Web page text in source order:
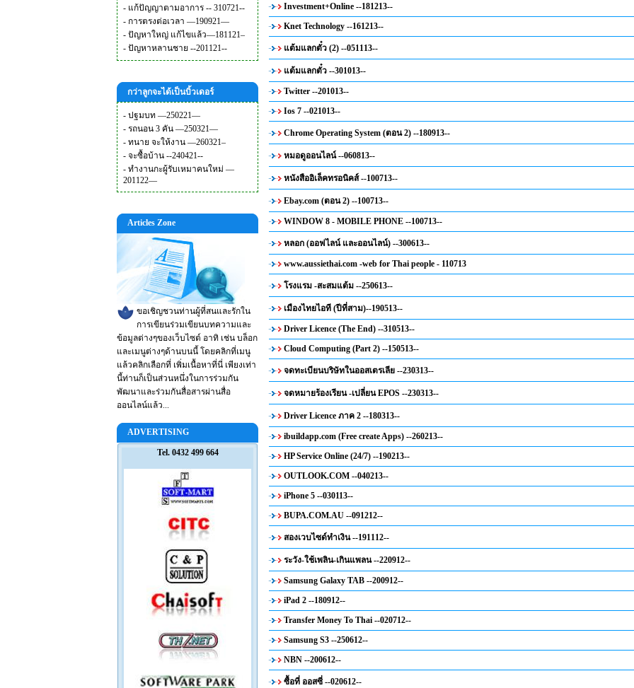
- แก้ปัญญาตามอาการ -- 310721--
- การตรงต่อเวลา —190921—
- ปัญหาใหญ่ แก้ไขแล้ว—181121–
- ปัญหาหลานชาย --201121--
กว่าลูกจะได้เป็นบิ้วเดอร์
- ปฐมบท —250221—
- รถนอน 3 คัน —250321—
- ทนาย จะให้งาน —260321–
- จะซื้อบ้าน --240421--
- ทำงานกะผู้รับเหมาคนใหม่ —
201122—
Articles Zone
ขอเชิญชวนท่านผู้ที่สนและรักใน
การเขียนร่วมเขียนบทความและ
ข้อมูลต่างๆของเว็บไซต์ อาทิ เช่น บล็อก
และเมนูต่างๆด้านบนนี้ โดยคลิกที่เมนู
แล้วคลิกเลือกที่ เพิ่มเนื้อหาที่นี่ เพียงเท่า
นี้ท่านก็เป็นส่วนหนึ่งในการร่วมกัน
พัฒนาและร่วมกันสื่อสารผ่านสื่อ
ออนไลน์แล้ว...
ADVERTISING
Tel. 0432 499 664
Investment+Online --181213--
Knet Technology --161213--
แต้มแลกตั๋ว (2) --051113--
แต้มแลกตั๋ว --301013--
Twitter --201013--
Ios 7 --021013--
Chrome Operating System (ตอน 2) --180913--
หมอดูออนไลน์ --060813--
หนังสืออิเล็คทรอนิคส์ --100713--
Ebay.com (ตอน 2) --100713--
WINDOW 8 - MOBILE PHONE --100713--
หลอก (ออฟไลน์ และออนไลน์) --300613--
www.aussiethai.com -web for Thai people - 110713
โรงแรม -สะสมแต้ม --250613--
เมืองไทยไอที (ปีที่สาม)--190513--
Driver Licence (The End) --310513--
Cloud Computing (Part 2) --150513--
จดทะเบียนบริษัทในออสเตรเลีย --230313--
จดหมายร้องเรียน -เปลี่ยน EPOS --230313--
Driver Licence ภาค 2 --180313--
ibuildapp.com (Free create Apps) --260213--
HP Service Online (24/7) --190213--
OUTLOOK.COM --040213--
iPhone 5 --030113--
BUPA.COM.AU --091212--
สองเวบไซด์ทำเงิน --191112--
ระวัง-ใช้เพลิน-เกินแพลน --220912--
Samsung Galaxy TAB --200912--
iPad 2 --180912--
Transfer Money To Thai --020712--
Samsung S3 --250612--
NBN --200612--
ซื้อที่ ออสซี่ --020612--